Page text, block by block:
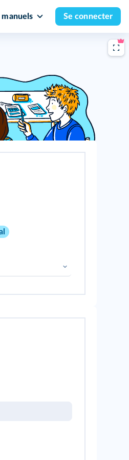
manuels Se connecter